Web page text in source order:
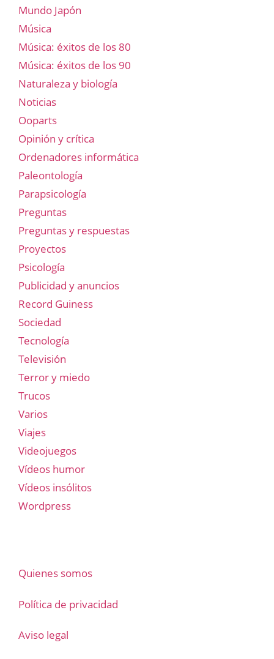
Mundo Japón
Música
Música: éxitos de los 80
Música: éxitos de los 90
Naturaleza y biología
Noticias
Ooparts
Opinión y crítica
Ordenadores informática
Paleontología
Parapsicología
Preguntas
Preguntas y respuestas
Proyectos
Psicología
Publicidad y anuncios
Record Guiness
Sociedad
Tecnología
Televisión
Terror y miedo
Trucos
Varios
Viajes
Videojuegos
Vídeos humor
Vídeos insólitos
Wordpress
Quienes somos
Política de privacidad
Aviso legal